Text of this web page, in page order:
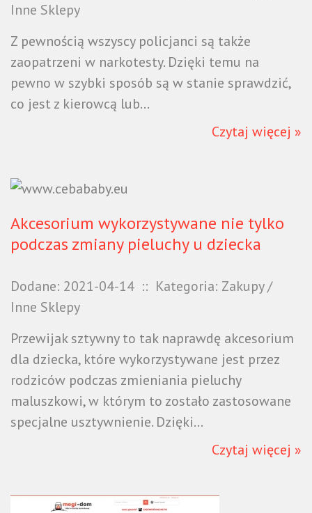
Inne Sklepy
Z pewnością wszyscy policjanci są także
zaopatrzeni w narkotesty. Dzięki temu na
pewno w szybki sposób są w stanie sprawdzić,
co jest z kierowcą lub...
Czytaj więcej »
Akcesorium wykorzystywane nie tylko
podczas zmiany pieluchy u dziecka
Dodane: 2021-04-14 :: Kategoria: Zakupy /
Inne Sklepy
Przewijak sztywny to tak naprawdę akcesorium
dla dziecka, które wykorzystywane jest przez
rodziców podczas zmieniania pieluchy
maluszkowi, w którym to zostało zastosowane
specjalne usztywnienie. Dzięki...
Czytaj więcej »